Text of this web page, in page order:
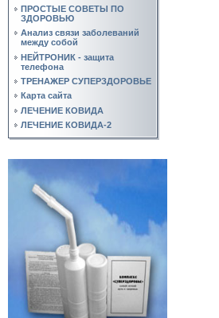
ПРОСТЫЕ СОВЕТЫ ПО
ЗДОРОВЬЮ
Анализ связи заболеваний
между собой
НЕЙТРОНИК - защита
телефона
ТРЕНАЖЕР СУПЕРЗДОРОВЬЕ
Карта сайта
ЛЕЧЕНИЕ КОВИДА
ЛЕЧЕНИЕ КОВИДА-2